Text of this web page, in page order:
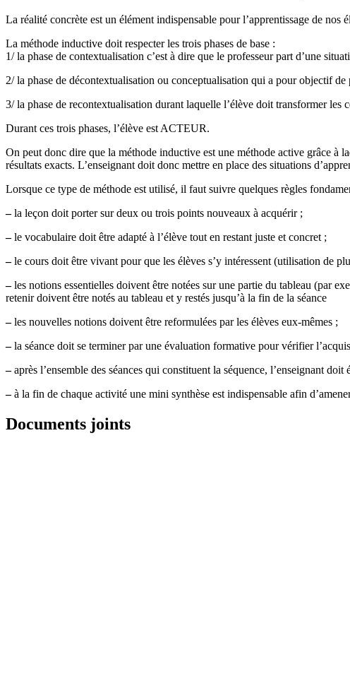
La réalité concrète est un élément indispensable pour l’apprentissage de
La méthode inductive doit respecter les trois phases de base :
1/ la phase de contextualisation c’est à dire que le professeur part d’une
2/ la phase de décontextualisation ou conceptualisation qui a pour objectif
3/ la phase de recontextualisation durant laquelle l’élève doit transformer
Durant ces trois phases, l’élève est ACTEUR.
On peut donc dire que la méthode inductive est une méthode active grâce à
résultats exacts. L’enseignant doit donc mettre en place des situations
Lorsque ce type de méthode est utilisé, il faut suivre quelques règles
–la leçon doit porter sur deux ou trois points nouveaux à acquérir ;
–le vocabulaire doit être adapté à l’élève tout en restant juste et concret ;
–le cours doit être vivant pour que les élèves s’y intéressent (utilisation de
–les notions essentielles doivent être notées sur une partie du tableau (par
retenir doivent être notés au tableau et y restés jusqu’à la fin de la séance
–les nouvelles notions doivent être reformulées par les élèves eux-mêmes ;
–la séance doit se terminer par une évaluation formative pour vérifier
–après l’ensemble des séances qui constituent la séquence, l’enseignant
–à la fin de chaque activité une mini synthèse est indispensable afin
Documents joints